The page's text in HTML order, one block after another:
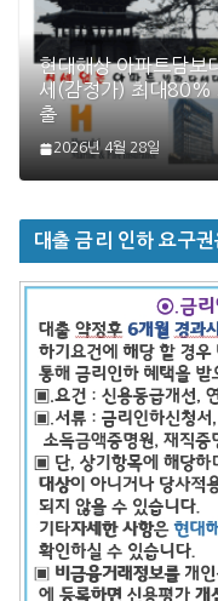
현대해상 아파트담보
세(감정가) 최대80%
출
2026년 4월 28일
대출 금리 인하 요구권